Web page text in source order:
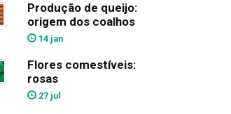
Produção de queijo:
origem dos coalhos
14 jan
Flores comestíveis:
rosas
27 jul